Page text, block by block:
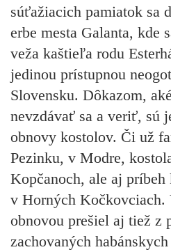
súťažiacich pamiatok sa
erbe mesta Galanta, kde
veža kaštieľa rodu
jedinou prístupnou
Slovensku. Dôkazom,
nevzdávať sa a veriť, sú
obnovy kostolov. Či už
Pezinku, v Modre,
Kopčanoch, ale aj
v Horných Kočkovciach.
obnovou prešiel aj tiež z
zachovaných